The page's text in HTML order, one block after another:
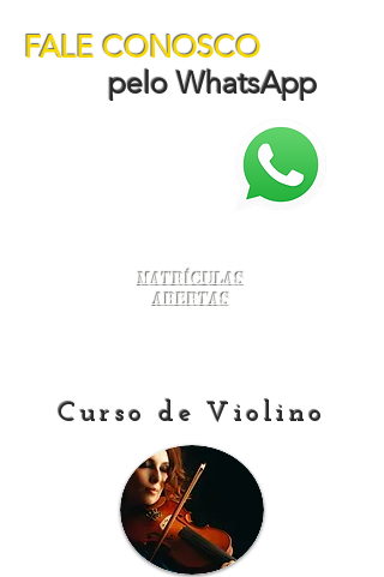
FALE CONOSCO
pelo WhatsApp
Matrículas
Abertas
Curso de Violino